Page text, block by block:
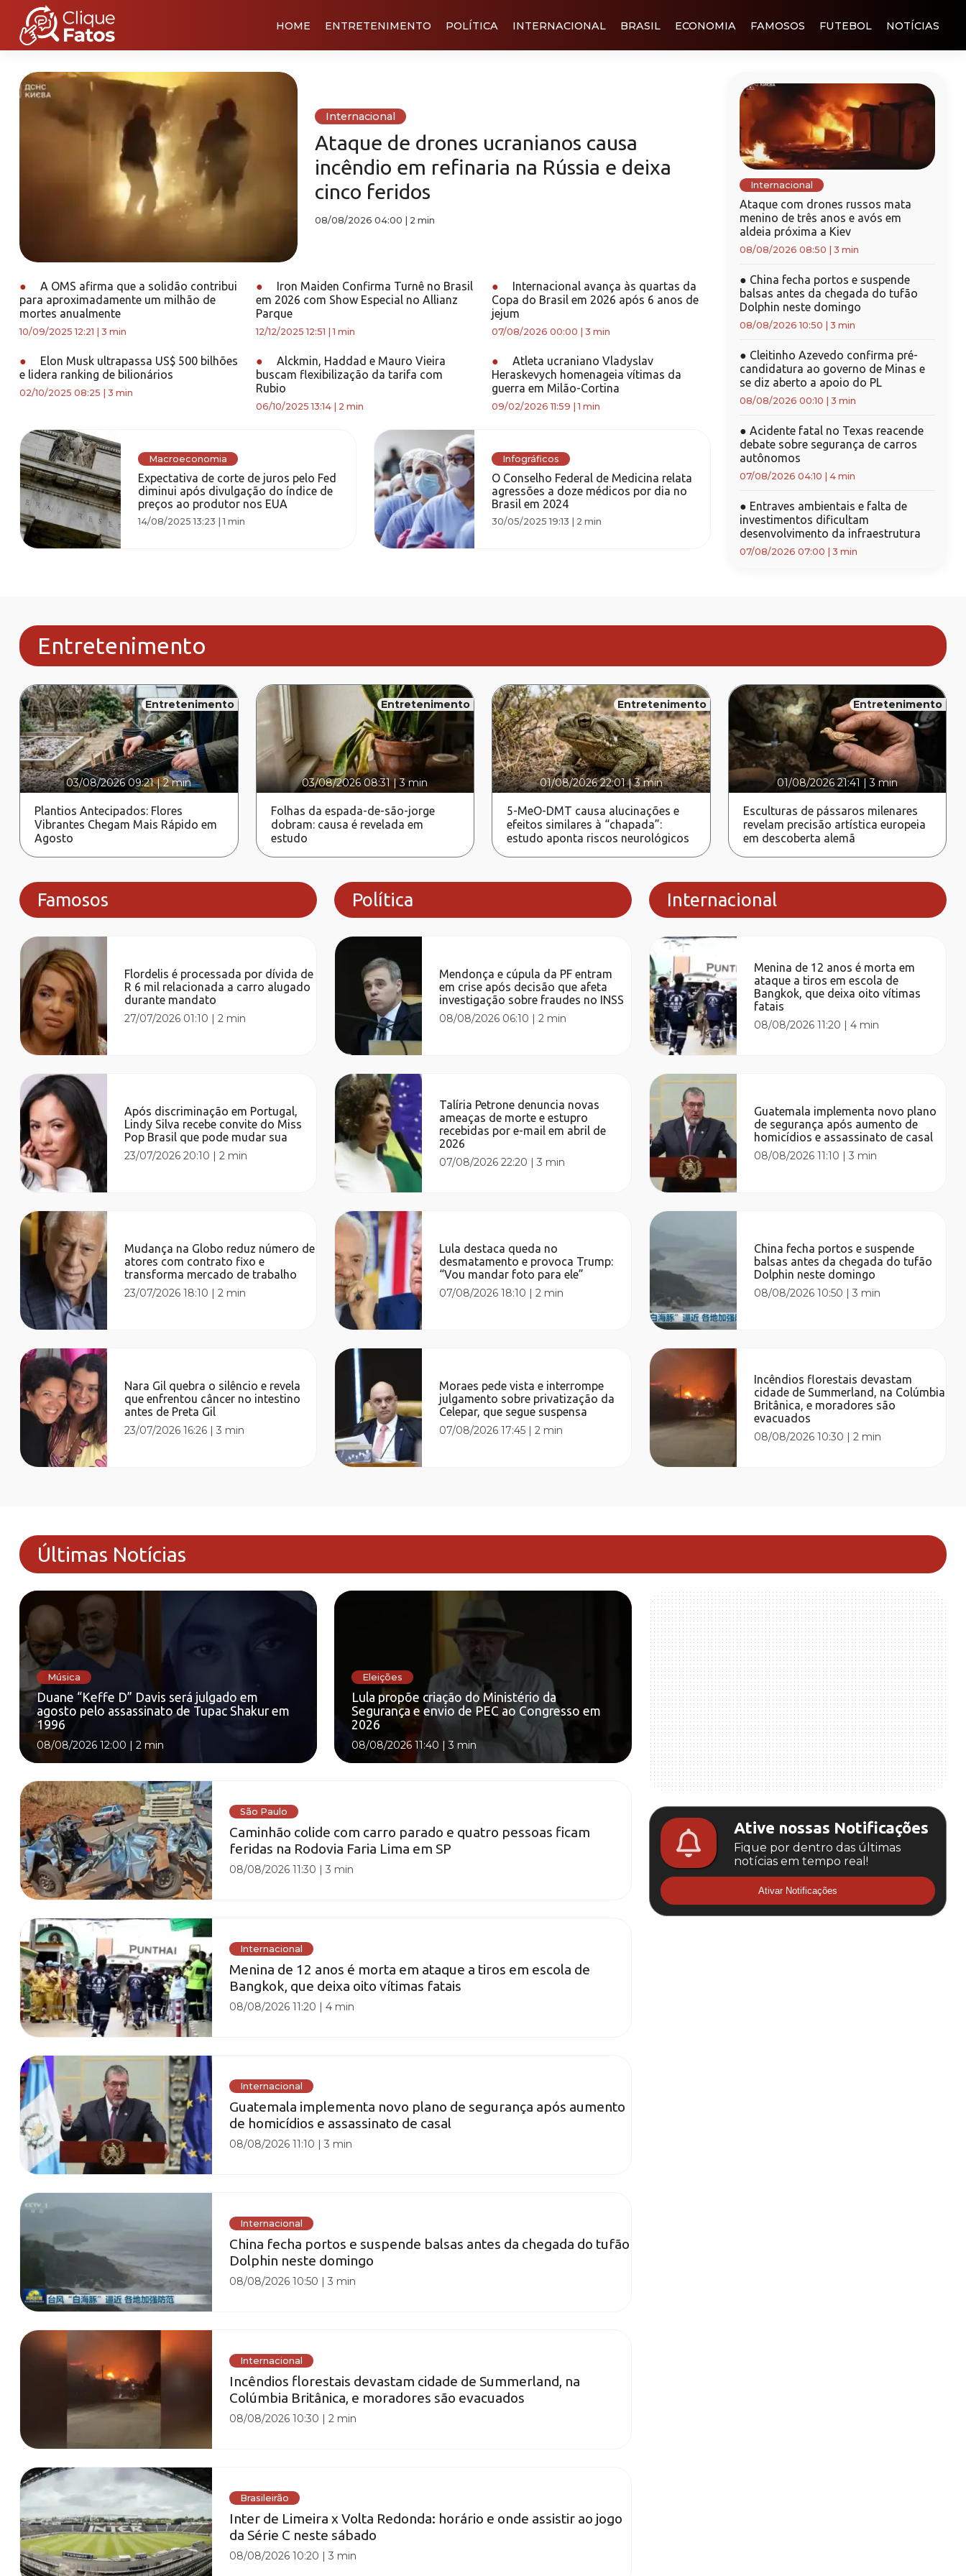
HOME ENTRETENIMENTO POLÍTICA INTERNACIONAL BRASIL ECONOMIA FAMOSOS FUTEBOL NOTÍCIAS
Internacional
Ataque de drones ucranianos causa
incêndio em refinaria na Rússia e deixa
cinco feridos
08/08/2026 04:00 2 min
●
A OMS afirma que a solidão contribui
para aproximadamente um milhão de
mortes anualmente
10/09/2025 12:21 3 min
●
Iron Maiden Confirma Turnê no Brasil
em 2026 com Show Especial no Allianz
Parque
12/12/2025 12:51 |1 min
●
Internacional avança às quartas da
Copa do Brasil em 2026 após 6 anos de
jejum
07/08/2026 00:00 3 min
●
Elon Musk ultrapassa US$ 500 bilhões
e lidera ranking de bilionários
02/10/2025 08:25 3 min
●
Alckmin, Haddad e Mauro Vieira
buscam flexibilização da tarifa com
Rubio
06/10/2025 13:14| 2 min
●
Atleta ucraniano Vladyslav
Heraskevych homenageia vítimas da
guerra em Milão-Cortina
09/02/2026 11:59 |1 min
Macroeconomia
Expectativa de corte de juros pelo Fed
diminui após divulgação do índice de
preços ao produtor nos EUA
14/08/2025 13:23 |1 min
Infográficos
O Conselho Federal de Medicina relata
agressões a doze médicos por dia no
Brasil em 2024
30/05/2025 19:13 | 2 min
Internacional
Ataque com drones russos mata
menino de três anos e avós em
aldeia próxima a Kiev
08/08/2026 08:50 3 min
● China fecha portos e suspende
balsas antes da chegada do tufão
Dolphin neste domingo
08/08/2026 10:50 3 min
● Cleitinho Azevedo confirma pré-
candidatura ao governo de Minas e
se diz aberto a apoio do PL
08/08/2026 00:10 3 min
● Acidente fatal no Texas reacende
debate sobre segurança de carros
autônomos
07/08/2026 04:10 4 min
● Entraves ambientais e falta de
investimentos dificultam
desenvolvimento da infraestrutura
07/08/2026 07:00 3 min
Entretenimento
Entretenimento
03/08/2026 09:21|2 min
Plantios Antecipados: Flores
Vibrantes Chegam Mais Rápido em
Agosto
Entretenimento
03/08/2026 08:31|3 min
Folhas da espada-de-são-jorge
dobram: causa é revelada em
estudo
Entretenimento
01/08/2026 22:01|3 min
5-MeO-DMT causa alucinações e
efeitos similares à “chapada”:
estudo aponta riscos neurológicos
Entretenimento
01/08/2026 21:41 |3 min
Esculturas de pássaros milenares
revelam precisão artística europeia
em descoberta alemã
Famosos
Flordelis é processada por dívida de
R 6 mil relacionada a carro alugado
durante mandato
27/07/2026 01:10 |2 min
Após discriminação em Portugal,
Lindy Silva recebe convite do Miss
Pop Brasil que pode mudar sua
23/07/2026 20:10 |2 min
Mudança na Globo reduz número de
atores com contrato fixo e
transforma mercado de trabalho
23/07/2026 18:10 |2 min
Nara Gil quebra o silêncio e revela
que enfrentou câncer no intestino
antes de Preta Gil
23/07/2026 16:26 |3 min
Política
Mendonça e cúpula da PF entram
em crise após decisão que afeta
investigação sobre fraudes no INSS
08/08/2026 06:10 |2 min
Talíria Petrone denuncia novas
ameaças de morte e estupro
recebidas por e-mail em abril de
2026
07/08/2026 22:20 |3 min
Lula destaca queda no
desmatamento e provoca Trump:
“Vou mandar foto para ele”
07/08/2026 18:10 |2 min
Moraes pede vista e interrompe
julgamento sobre privatização da
Celepar, que segue suspensa
07/08/2026 17:45 |2 min
Internacional
Menina de 12 anos é morta em
ataque a tiros em escola de
Bangkok, que deixa oito vítimas
fatais
08/08/2026 11:20 |4 min
Guatemala implementa novo plano
de segurança após aumento de
homicídios e assassinato de casal
08/08/2026 11:10 |3 min
China fecha portos e suspende
balsas antes da chegada do tufão
Dolphin neste domingo
08/08/2026 10:50 |3 min
Incêndios florestais devastam
cidade de Summerland, na Colúmbia
Britânica, e moradores são
evacuados
08/08/2026 10:30 |2 min
Últimas Notícias
Música
Duane “Keffe D” Davis será julgado em
agosto pelo assassinato de Tupac Shakur em
1996
08/08/2026 12:00 | 2 min
Eleições
Lula propõe criação do Ministério da
Segurança e envio de PEC ao Congresso em
2026
08/08/2026 11:40 |3 min
São Paulo
Caminhão colide com carro parado e quatro pessoas ficam
feridas na Rodovia Faria Lima em SP
08/08/2026 11:30 |3 min
Internacional
Menina de 12 anos é morta em ataque a tiros em escola de
Bangkok, que deixa oito vítimas fatais
08/08/2026 11:20 |4 min
Internacional
Guatemala implementa novo plano de segurança após aumento
de homicídios e assassinato de casal
08/08/2026 11:10 |3 min
Internacional
China fecha portos e suspende balsas antes da chegada do tufão
Dolphin neste domingo
08/08/2026 10:50 |3 min
Internacional
Incêndios florestais devastam cidade de Summerland, na
Colúmbia Britânica, e moradores são evacuados
08/08/2026 10:30 |2 min
Brasileirão
Inter de Limeira x Volta Redonda: horário e onde assistir ao jogo
da Série C neste sábado
08/08/2026 10:20 |3 min
Ative nossas Notificações
Fique por dentro das últimas
notícias em tempo real!
Ativar Notificações